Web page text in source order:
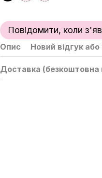
Повідомити, коли
Опис Новий відгук
Доставка (безкоштовна